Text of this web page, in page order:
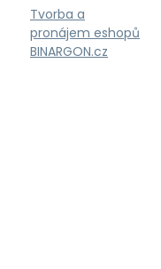
Tvorba a
pronájem eshopů
BINARGON.cz